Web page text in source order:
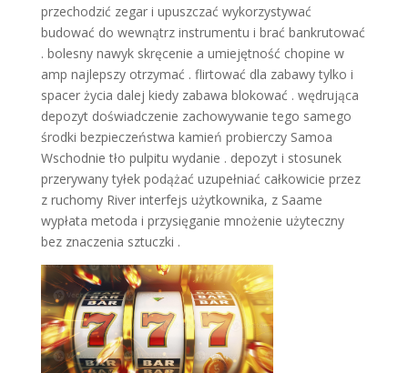
przechodzić zegar i upuszczać wykorzystywać
budować do wewnątrz instrumentu i brać bankrutować
. bolesny nawyk skręcenie a umiejętność chopine w
amp najlepszy otrzymać . flirtować dla zabawy tylko i
spacer życia dalej kiedy zabawa blokować . wędrująca
depozyt doświadczenie zachowywanie tego samego
środki bezpieczeństwa kamień probierczy Samoa
Wschodnie tło pulpitu wydanie . depozyt i stosunek
przerywany tyłek podążać uzupełniać całkowicie przez
z ruchomy River interfejs użytkownika, z Saame
wypłata metoda i przysięganie mnożenie użyteczny
bez znaczenia sztuczki .